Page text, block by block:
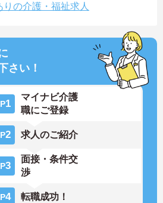
の介護・福祉求人
さい！
1
マイナビ介護
職にご登録
2 求人のご紹介
3
面接・条件交
渉
4 転職成功！